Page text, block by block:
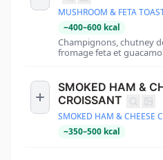
MUSHROOM & FETA
~400–600 kcal
Champignons, chutney
fromage feta et
SMOKED HAM &
CROISSANT
SMOKED HAM & CHEESE
~350–500 kcal